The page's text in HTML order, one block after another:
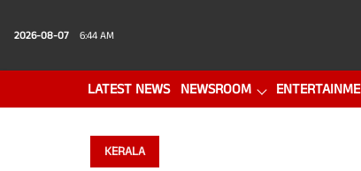
2026-08-07 6:44 AM
LATEST NEWS NEWSROOM
KERALA